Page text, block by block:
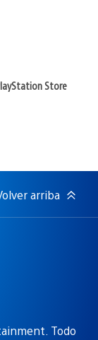
Store
arriba
Todo